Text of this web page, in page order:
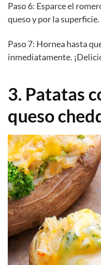
Paso 6: Esparce el
queso y por la superficie.
Paso 7: Hornea hasta
inmediatamente.
3. Patatas
queso